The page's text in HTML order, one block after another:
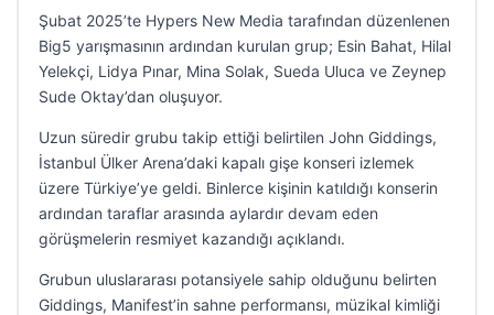
Şubat 2025’te Hypers New Media tarafından düzenlenen
Big5 yarışmasının ardından kurulan grup; Esin Bahat, Hilal
Yelekçi, Lidya Pınar, Mina Solak, Sueda Uluca ve Zeynep
Sude Oktay’dan oluşuyor.
Uzun süredir grubu takip ettiği belirtilen John Giddings,
İstanbul Ülker Arena’daki kapalı gişe konseri izlemek
üzere Türkiye’ye geldi. Binlerce kişinin katıldığı konserin
ardından taraflar arasında aylardır devam eden
görüşmelerin resmiyet kazandığı açıklandı.
Grubun uluslararası potansiyele sahip olduğunu belirten
Giddings, Manifest’in sahne performansı, müzikal kimliği